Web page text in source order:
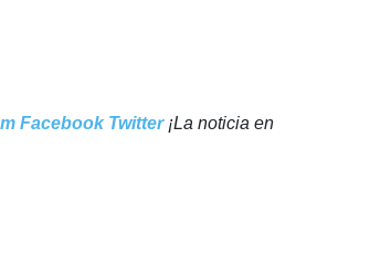
Facebook Twitter¡La noticia en